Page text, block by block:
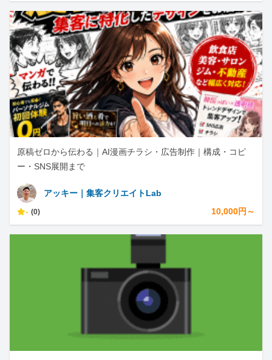
原稿ゼロから伝わる｜AI漫画チラシ・広告制作｜構成・コピ
ー・SNS展開まで
アッキー｜集客クリエイトLab
- (0) 10,000円～